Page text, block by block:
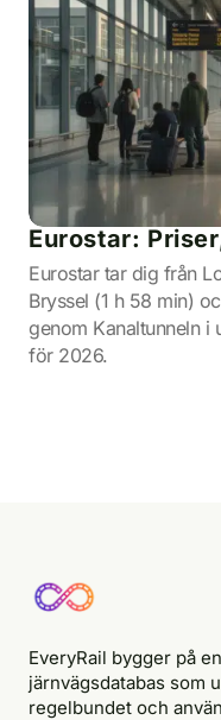
Eurostar:
Eurostar tar dig från
Bryssel (1 h 58 min)
genom Kanaltunneln
för 2026.
EveryRail bygger på
järnvägsdatabas som
regelbundet och